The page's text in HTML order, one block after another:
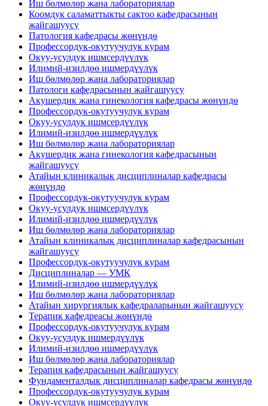
Иш бөлмөлөр жана лабораториялар
Коомдук саламаттыкты сактоо кафедрасынын
жайгашуусу
Патология кафедрасы жөнүндө
Профессордук-окутуучулук курам
Окуу-усулдук ишмсердүүлүк
Илимий-изилдөө ишмердүүлүк
Иш бөлмөлөр жана лабораториялар
Патологи кафедрасынын жайгашуусу
Акушердик жана гинекология кафедрасы жөнүндө
Профессордук-окутуучулук курам
Окуу-усулдук ишмсердүүлүк
Илимий-изилдөө ишмердүүлүк
Иш бөлмөлөр жана лабораториялар
Акушердик жана гинекология кафедрасынын
жайгашуусу
Атайын клиникалык дисциплиналар кафедрасы
жөнүндө
Профессордук-окутуучулук курам
Окуу-усулдук ишмсердүүлүк
Илимий-изилдөө ишмердүүлүк
Иш бөлмөлөр жана лабораториялар
Атайын клиникалык дисциплиналар кафедрасынын
жайгашуусу
Профессордук-окутуучулук курам
Дисциплиналар — УМК
Илимий-изилдөө ишмердүүлүк
Иш бөлмөлөр жана лабораториялар
Атайын хирургиялык кафедраларынын жайгашуусу
Терапик кафедреасы жөнүндө
Профессордук-окутуучулук курам
Окуу-усулдук ишмердүүлүк
Илимий-изилдөө ишмердүүлүк
Иш бөлмөлөр жана лабораториялар
Терапия кафедрасынын жайгашуусу
Фундаменталдык дисциплиналар кафедрасы жөнүндө
Профессордук-окутуучулук курам
Окуу-усулдук ишмсердүүлүк